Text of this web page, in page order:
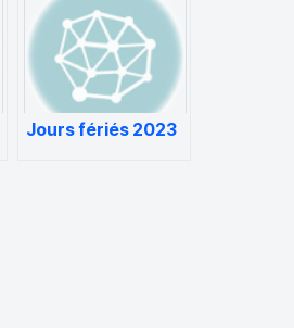
et conseils
pratiques
Jours fériés 2023